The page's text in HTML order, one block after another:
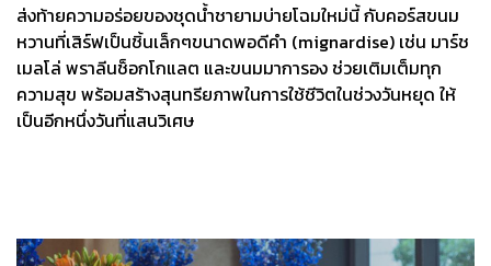
ส่งท้ายความอร่อยของชุดน้ำชายามบ่ายโฉมใหม่นี้ กับคอร์สขนม
หวานที่เสิร์ฟเป็นชิ้นเล็กๆขนาดพอดีคำ (mignardise) เช่น มาร์ช
เมลโล่ พราลีนช็อกโกแลต และขนมมาการอง ช่วยเติมเต็มทุก
ความสุข พร้อมสร้างสุนทรียภาพในการใช้ชีวิตในช่วงวันหยุด ให้
เป็นอีกหนึ่งวันที่แสนวิเศษ